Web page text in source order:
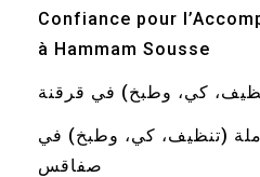
Confiance pour
à Hammam Sousse
كي، وطبخ) في قرقنة
(تنظيف، كي، وطبخ) في
صفاقس